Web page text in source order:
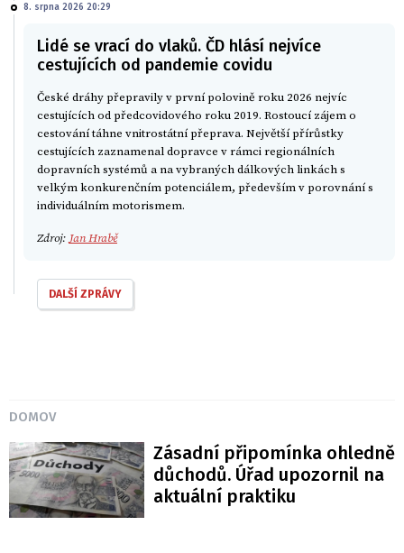
8. srpna 2026 20:29
Lidé se vrací do vlaků. ČD hlásí nejvíce
cestujících od pandemie covidu
České dráhy přepravily v první polovině roku 2026 nejvíc
cestujících od předcovidového roku 2019. Rostoucí zájem o
cestování táhne vnitrostátní přeprava. Největší přírůstky
cestujících zaznamenal dopravce v rámci regionálních
dopravních systémů a na vybraných dálkových linkách s
velkým konkurenčním potenciálem, především v porovnání s
individuálním motorismem.
Zdroj: Jan Hrabě
DALŠÍ ZPRÁVY
DOMOV
Zásadní připomínka ohledně
důchodů. Úřad upozornil na
aktuální praktiku